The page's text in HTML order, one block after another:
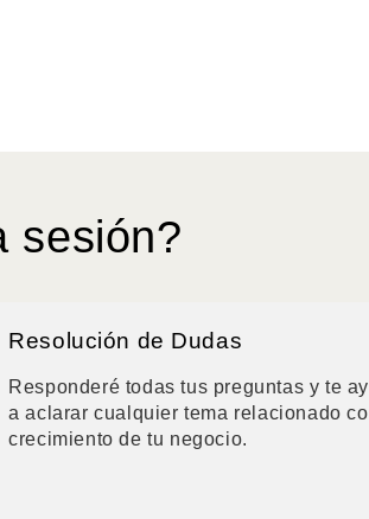
sesión?
Resolución de Dudas
Responderé todas tus preguntas y te
a aclarar cualquier tema relacionado
crecimiento de tu negocio.